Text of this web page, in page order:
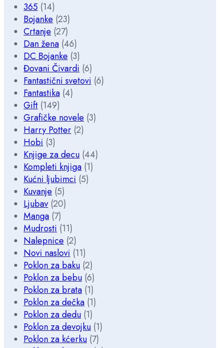
365 (14)
Bojanke (23)
Crtanje (27)
Dan žena (46)
DC Bojanke (3)
Đovani Čivardi (6)
Fantastični svetovi (6)
Fantastika (4)
Gift (149)
Grafičke novele (3)
Harry Potter (2)
Hobi (3)
Knjige za decu (44)
Kompleti knjiga (1)
Kućni ljubimci (5)
Kuvanje (5)
Ljubav (20)
Manga (7)
Mudrosti (11)
Nalepnice (2)
Novi naslovi (11)
Poklon za baku (2)
Poklon za bebu (6)
Poklon za brata (1)
Poklon za dečka (1)
Poklon za dedu (1)
Poklon za devojku (1)
Poklon za kćerku (7)